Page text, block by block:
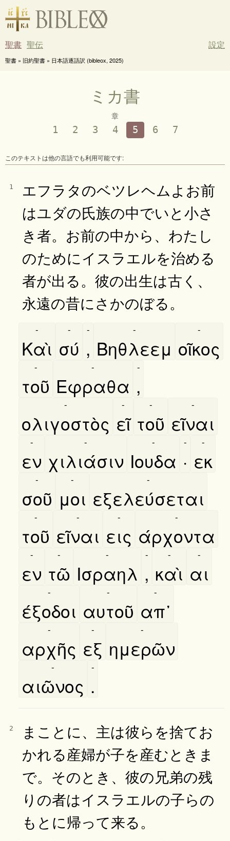
聖書 聖伝 設定
聖書 » 旧約聖書 » 日本語逐語訳 (bibleox, 2025)
ミカ書
章
1 2 3 4 5 6 7
このテキストは他の言語でも利用可能です:
1
エフラタのベツレヘムよお前
はユダの氏族の中でいと小さ
き者。お前の中から、わたし
のためにイスラエルを治める
者が出る。彼の出生は古く、
永遠の昔にさかのぼる。
Καὶ
-
σύ
-
,
-
Βηθλεεμ
-
οῖκος
-
τοῦ
-
Εφραθα
-
,
-
ολιγοστὸς
-
εῖ
-
τοῦ
-
εῖναι
-
εν
-
χιλιάσιν
-
Ιουδα
-
·
-
εκ
-
σοῦ
-
μοι
-
εξελεύσεται
-
τοῦ
-
εῖναι
-
εις
-
άρχοντα
-
εν
-
τῶ
-
Ισραηλ
-
,
-
καὶ
-
αι
-
έξοδοι
-
αυτοῦ
-
απ᾿
-
αρχῆς
-
εξ
-
ημερῶν
-
αιῶνος
-
.
-
2
まことに、主は彼らを捨てお
かれる産婦が子を産むときま
で。そのとき、彼の兄弟の残
りの者はイスラエルの子らの
もとに帰って来る。